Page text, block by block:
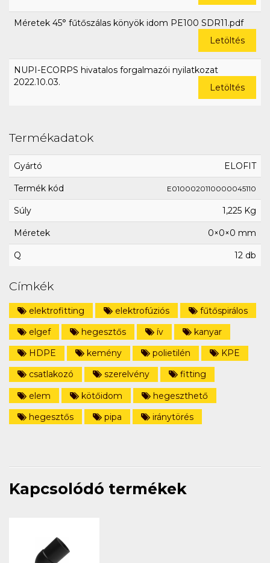
Méretek 45° fűtőszálas könyök idom PE100 SDR11.pdf
Letöltés
NUPI-ECORPS hivatalos forgalmazói nyilatkozat
2022.10.03.
Letöltés
Termékadatok
Gyártó ELOFIT
Termék kód E0100020110000045110
Súly 1,225 Kg
Méretek 0×0×0 mm
Q 12 db
Címkék
elektrofitting elektrofúziós
fűtőspirálos
elgef
hegesztős ív
kanyar
HDPE
kemény polietilén
KPE
csatlakozó
szerelvény
fitting
elem
kötőidom
hegeszthető
hegesztős
pipa iránytörés
Kapcsolódó termékek